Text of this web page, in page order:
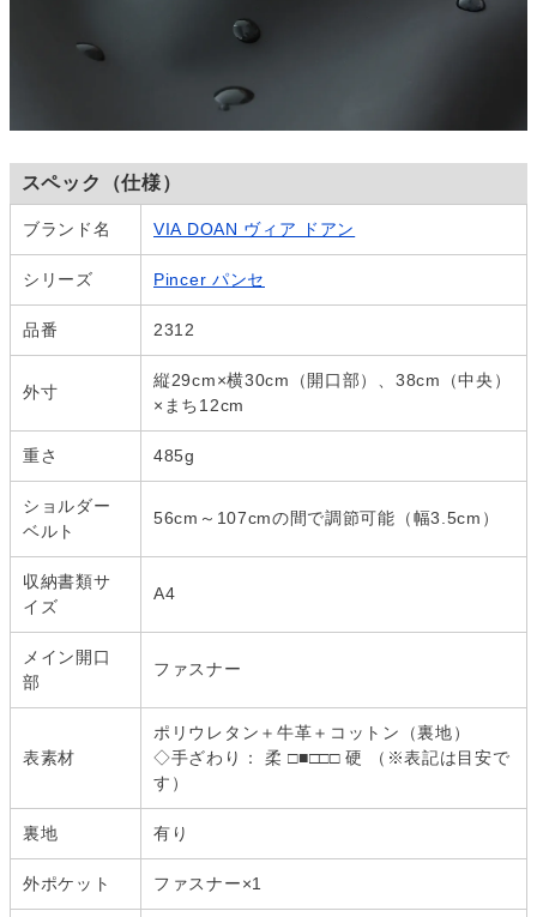
スペック（仕様）
ブランド名 VIA DOAN ヴィア ドアン
シリーズ Pincer パンセ
品番 2312
外寸
縦29cm×横30cm（開口部）、38cm（中央）
×まち12cm
重さ 485g
ショルダー
ベルト
56cm～107cmの間で調節可能（幅3.5cm）
収納書類サ
イズ
A4
メイン開口
部
ファスナー
表素材
ポリウレタン＋牛革＋コットン（裏地）
◇手ざわり： 柔 □■□□□ 硬 （※表記は目安で
す）
裏地 有り
外ポケット ファスナー×1